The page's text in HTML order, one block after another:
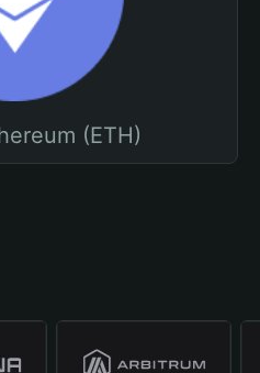
(ETH)